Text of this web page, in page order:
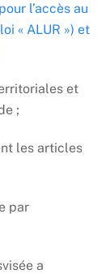
l’accès au
« ALUR ») et
et
;
les articles
par
a